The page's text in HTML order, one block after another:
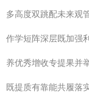
多高度双跳配未来观
作学短阵深层既加强
养优秀增收专提果并
既提质有靠能共履落